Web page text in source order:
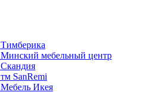
Тимберика
Минский мебельный центр
Скандия
тм SanRemi
Мебель Икея